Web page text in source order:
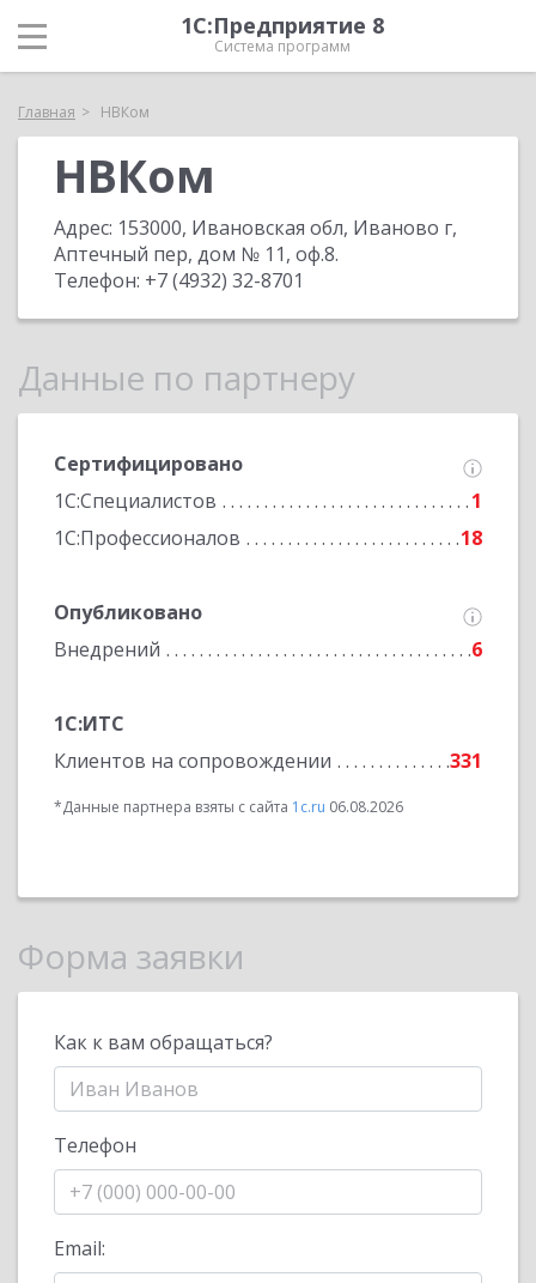
1С:Предприятие 8
Система программ
Главная НВКом
НВКом
Адрес: 153000, Ивановская обл, Иваново г,
Аптечный пер, дом № 11, оф.8.
Телефон: +7 (4932) 32-8701
Данные по партнеру
Сертифицировано
1С:Специалистов
1
1С:Профессионалов
18
Опубликовано
Внедрений
6
1С:ИТС
Клиентов на сопровождении
331
*Данные партнера взяты с сайта 1c.ru 06.08.2026
Форма заявки
Как к вам обращаться?
Телефон
Email: